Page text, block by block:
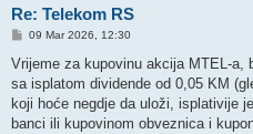
Re: Telekom RS
P
s
09 Mar 2026, 12:30
Vrijeme za kupovinu akcija MTEL-a,
sa isplatom dividende od 0,05 KM
koji hoće negdje da uloži, isplativije
banci ili kupovinom obveznica i